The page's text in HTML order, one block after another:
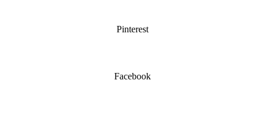
Pinterest
Facebook